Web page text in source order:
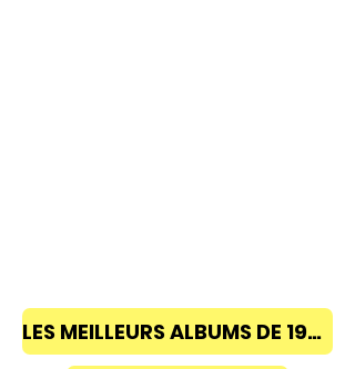
LES MEILLEURS ALBUMS DE 1968 à 2018